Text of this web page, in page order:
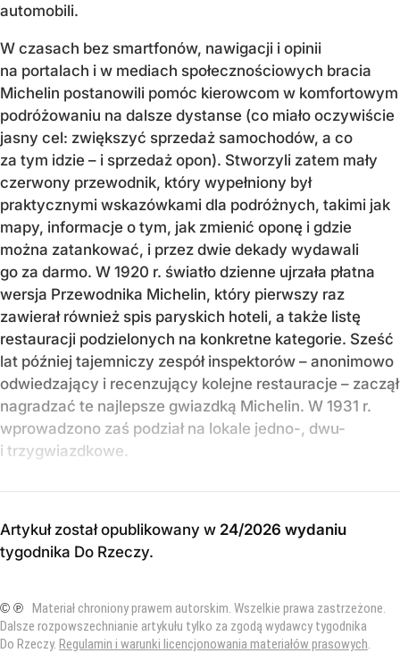
automobili.
W czasach bez smartfonów, nawigacji i opinii
na portalach i w mediach społecznościowych bracia
Michelin postanowili pomóc kierowcom w komfortowym
podróżowaniu na dalsze dystanse (co miało oczywiście
jasny cel: zwiększyć sprzedaż samochodów, a co
za tym idzie – i sprzedaż opon). Stworzyli zatem mały
czerwony przewodnik, który wypełniony był
praktycznymi wskazówkami dla podróżnych, takimi jak
mapy, informacje o tym, jak zmienić oponę i gdzie
można zatankować, i przez dwie dekady wydawali
go za darmo. W 1920 r. światło dzienne ujrzała płatna
wersja Przewodnika Michelin, który pierwszy raz
zawierał również spis paryskich hoteli, a także listę
restauracji podzielonych na konkretne kategorie. Sześć
lat później tajemniczy zespół inspektorów – anonimowo
odwiedzający i recenzujący kolejne restauracje – zaczął
nagradzać te najlepsze gwiazdką Michelin. W 1931 r.
wprowadzono zaś podział na lokale jedno-, dwu-
i trzygwiazdkowe.
Artykuł został opublikowany w 24/2026 wydaniu
tygodnika Do Rzeczy.
© ℗ Materiał chroniony prawem autorskim. Wszelkie prawa zastrzeżone.
Dalsze rozpowszechnianie artykułu tylko za zgodą wydawcy tygodnika
Do Rzeczy. Regulamin i warunki licencjonowania materiałów prasowych